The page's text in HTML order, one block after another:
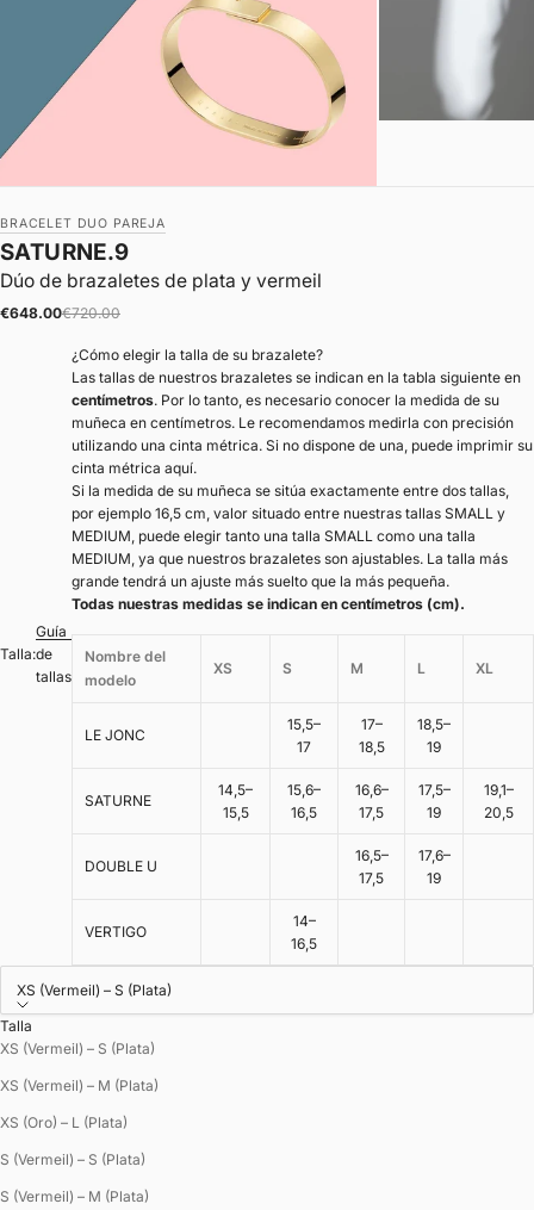
BRACELET DUO PAREJA
Dúo de brazaletes de plata y vermeil
SATURNE.9
Precio de oferta
€648.00Precio normal
€720.00
Talla:
Guía
de
tallas
¿Cómo elegir la talla de su brazalete?
Las tallas de nuestros brazaletes se indican en la tabla siguiente en
centímetros. Por lo tanto, es necesario conocer la medida de su
muñeca en centímetros. Le recomendamos medirla con precisión
utilizando una cinta métrica. Si no dispone de una, puede imprimir su
cinta métrica aquí.
Si la medida de su muñeca se sitúa exactamente entre dos tallas,
por ejemplo 16,5 cm, valor situado entre nuestras tallas SMALL y
MEDIUM, puede elegir tanto una talla SMALL como una talla
MEDIUM, ya que nuestros brazaletes son ajustables. La talla más
grande tendrá un ajuste más suelto que la más pequeña.
Todas nuestras medidas se indican en centímetros (cm).
Nombre del
modelo
XS S M L XL
LE JONC
15,5–
17
17–
18,5
18,5–
19
SATURNE
14,5–
15,5
15,6–
16,5
16,6–
17,5
17,5–
19
19,1–
20,5
DOUBLE U
16,5–
17,5
17,6–
19
VERTIGO
14–
16,5
XS (Vermeil) – S (Plata)
Talla
XS (Vermeil) – S (Plata)
XS (Vermeil) – M (Plata)
XS (Oro) – L (Plata)
S (Vermeil) – S (Plata)
S (Vermeil) – M (Plata)